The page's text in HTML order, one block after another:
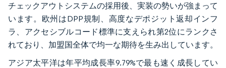
チェックアウトシステムの採用後、実装の勢いが強まって
います。欧州はDPP規制、高度なデポジット返却インフ
ラ、アクセシブルコード標準に支えられ第2位にランクさ
れており、加盟国全体で均一な期待を生み出しています。
アジア太平洋は年平均成長率9.79%で最も速く成長してい